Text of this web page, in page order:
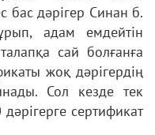
дәрігер Синан б.
адам емдейтін
сай болғанға
жоқ дәрігердің
Сол кезде тек
сертификат